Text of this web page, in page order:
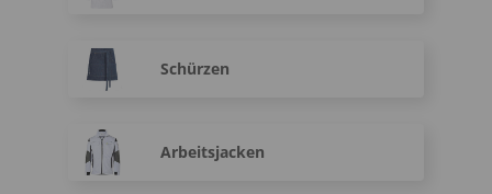
Schürzen
Arbeitsjacken